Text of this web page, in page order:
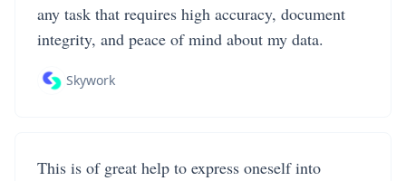
any task that requires high accuracy, document
integrity, and peace of mind about my data.
Skywork
This is of great help to express oneself into